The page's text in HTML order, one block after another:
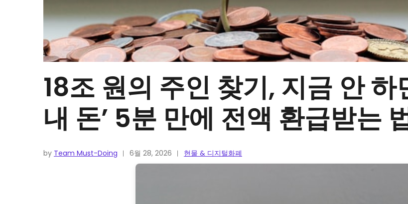
18조 원의 주인 찾기, 지금 안 하
내 돈’ 5분 만에 전액 환급받는
by Team Must-Doing 6월 28, 2026 현물 & 디지털화폐